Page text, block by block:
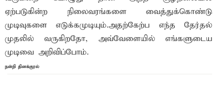
ஏற்படுகின்ற நிலைவரங்களை வைத்துக்கொண்டு
முடிவுகளை எடுக்கமுடியும்.அதற்கேற்ப எந்த தேர்தல்
முதலில் வருகிறதோ, அவ்வேளையில் எங்களுடைய
முடிவை அறிவிப்போம்.
நன்றி தினக்குரல்